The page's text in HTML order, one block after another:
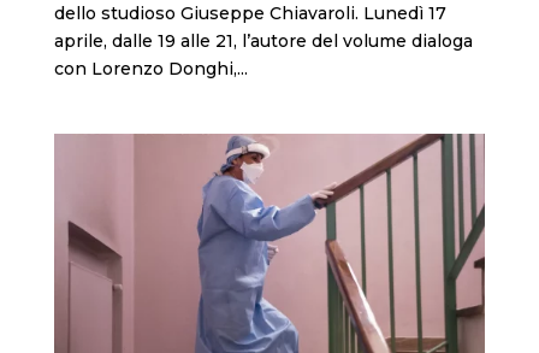
dello studioso Giuseppe Chiavaroli. Lunedì 17
aprile, dalle 19 alle 21, l’autore del volume dialoga
con Lorenzo Donghi,...